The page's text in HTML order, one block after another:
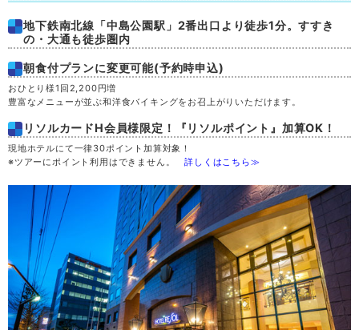
地下鉄南北線「中島公園駅」2番出口より徒歩1分。すすき
の・大通も徒歩圏内
朝食付プランに変更可能(予約時申込)
おひとり様1回2,200円増
豊富なメニューが並ぶ和洋食バイキングをお召上がりいただけます。
リソルカードH会員様限定！『リソルポイント』加算OK！
現地ホテルにて一律30ポイント加算対象！
※ツアーにポイント利用はできません。詳しくはこちら≫